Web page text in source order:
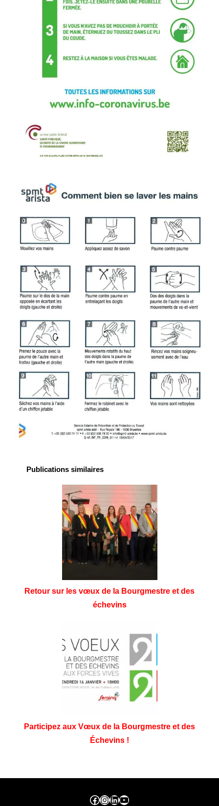
Publications similaires
Retour sur les vœux de la Bourgmestre et des
échevins
Participez aux Vœux de la Bourgmestre et des
Échevins !
Facebook ville de seraing Instragram ville de seraing linkedin – ville de seraing YouTube